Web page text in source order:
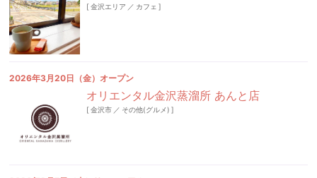
[金沢エリア ／ カフェ ]
2026年3月20日（金）オープン
オリエンタル金沢蒸溜所 あんと店
[金沢市 ／ その他(グルメ) ]